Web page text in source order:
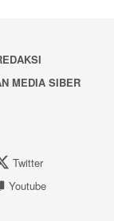
MEDIA SIBER
Twitter
Youtube